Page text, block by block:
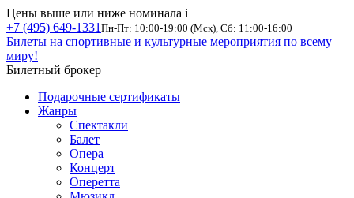
Цены выше или ниже номинала i
+7 (495) 649-1331 Пн-Пт: 10:00-19:00 (Мск), Сб: 11:00-16:00
Билеты на спортивные и культурные мероприятия по всему
миру!
Билетный брокер
Подарочные сертификаты
Жанры
Спектакли
Балет
Опера
Концерт
Оперетта